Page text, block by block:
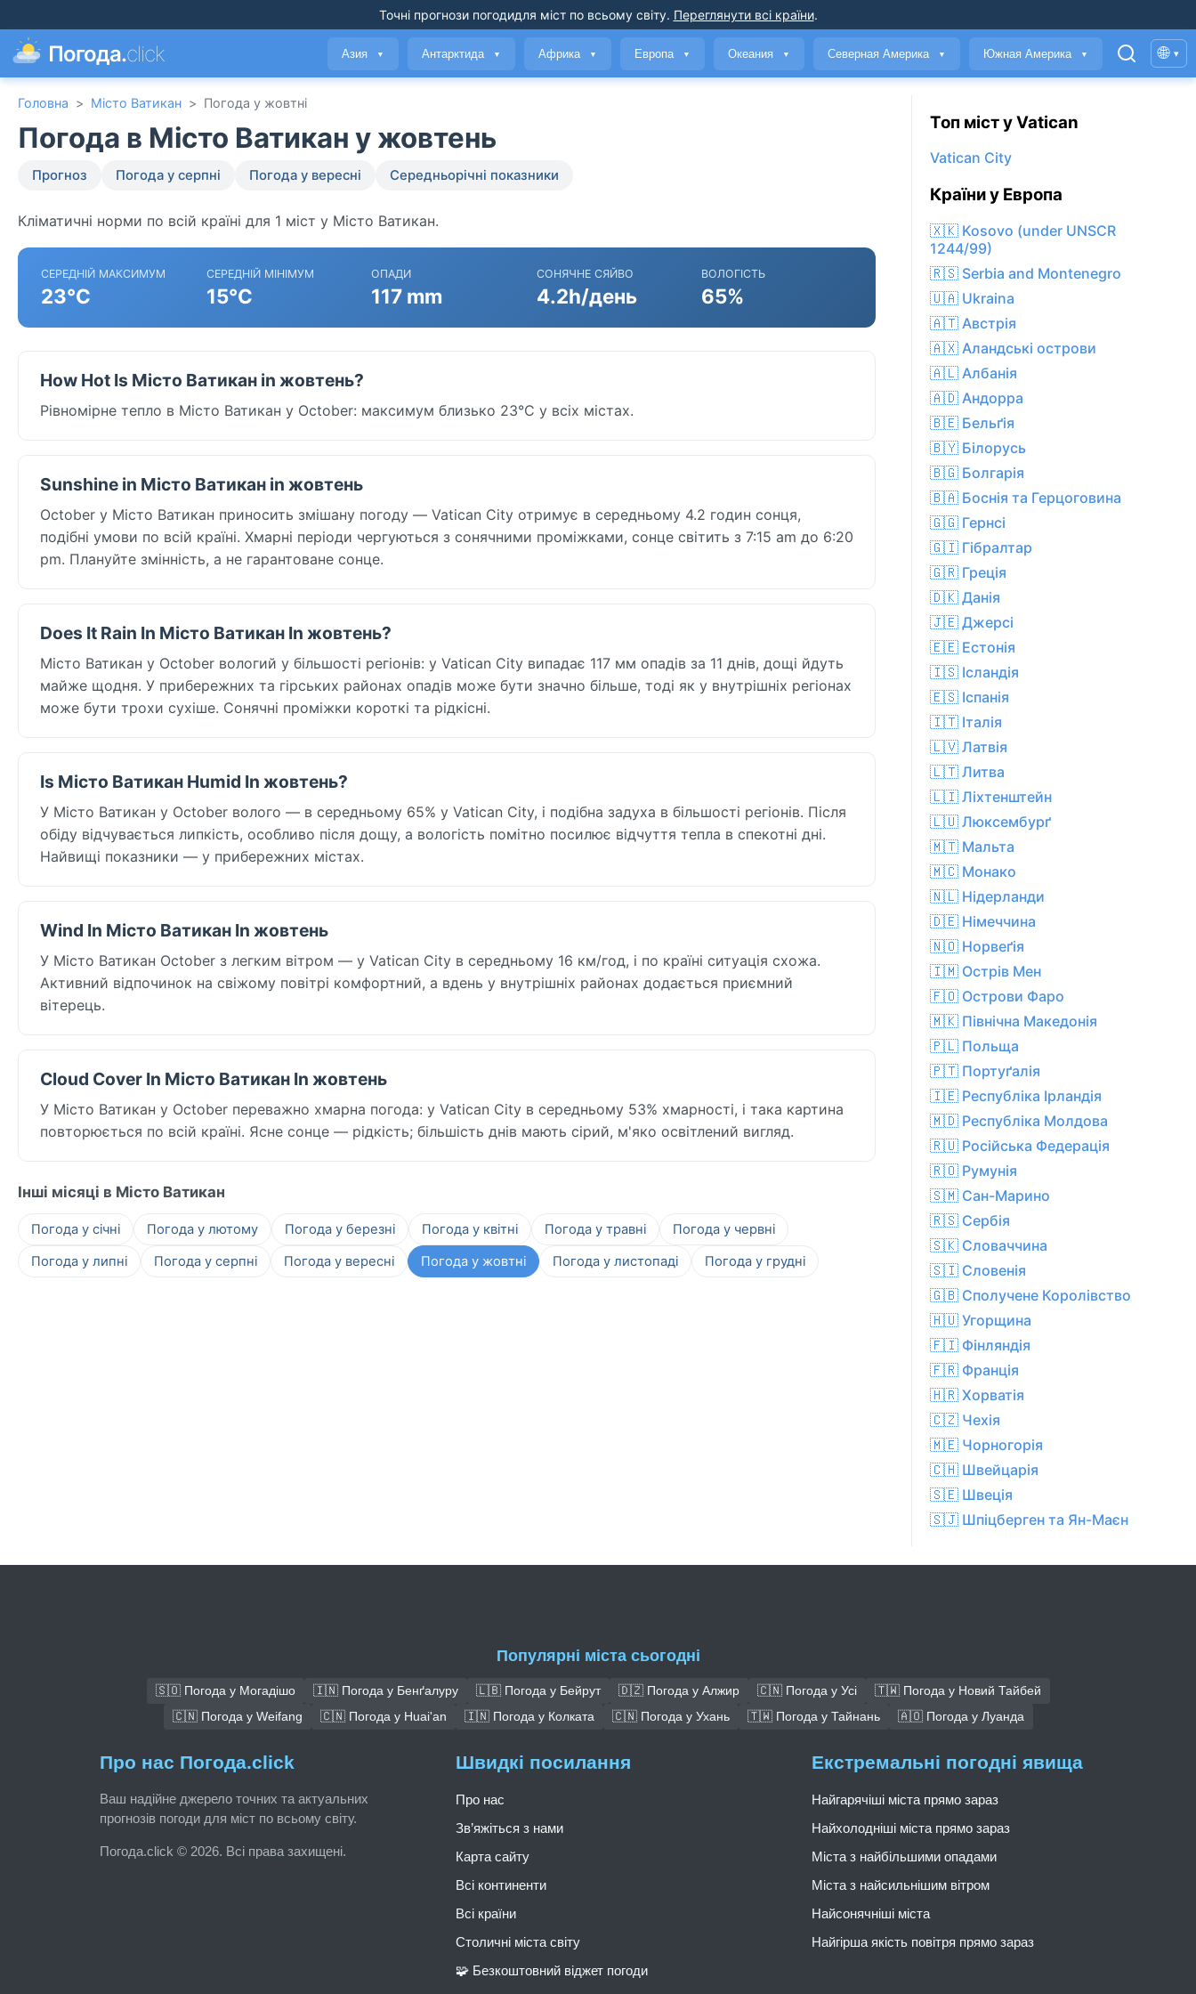
Точні прогнози погодидля міст по всьому світу. Переглянути всі країни.
Погода.click Азия ▼ Антарктида ▼ Африка ▼ Европа ▼ Океания ▼ Северная Америка ▼ Южная Америка ▼ 🌐 ▾
Головна > Місто Ватикан > Погода у жовтні
Погода в Місто Ватикан у жовтень
Прогноз Погода у серпні Погода у вересні Середньорічні показники
Кліматичні норми по всій країні для 1 міст у Місто Ватикан.
СЕРЕДНІЙ МАКСИМУМ
23°C
СЕРЕДНІЙ МІНІМУМ
15°C
ОПАДИ
117 mm
СОНЯЧНЕ СЯЙВО
4.2h/день
ВОЛОГІСТЬ
65%
How Hot Is Місто Ватикан in жовтень?
Рівномірне тепло в Місто Ватикан у October: максимум близько 23°C у всіх містах.
Sunshine in Місто Ватикан in жовтень
October у Місто Ватикан приносить змішану погоду — Vatican City отримує в середньому 4.2 годин сонця,
подібні умови по всій країні. Хмарні періоди чергуються з сонячними проміжками, сонце світить з 7:15 am до 6:20
pm. Плануйте змінність, а не гарантоване сонце.
Does It Rain In Місто Ватикан In жовтень?
Місто Ватикан у October вологий у більшості регіонів: у Vatican City випадає 117 мм опадів за 11 днів, дощі йдуть
майже щодня. У прибережних та гірських районах опадів може бути значно більше, тоді як у внутрішніх регіонах
може бути трохи сухіше. Сонячні проміжки короткі та рідкісні.
Is Місто Ватикан Humid In жовтень?
У Місто Ватикан у October волого — в середньому 65% у Vatican City, і подібна задуха в більшості регіонів. Після
обіду відчувається липкість, особливо після дощу, а вологість помітно посилює відчуття тепла в спекотні дні.
Найвищі показники — у прибережних містах.
Wind In Місто Ватикан In жовтень
У Місто Ватикан October з легким вітром — у Vatican City в середньому 16 км/год, і по країні ситуація схожа.
Активний відпочинок на свіжому повітрі комфортний, а вдень у внутрішніх районах додається приємний
вітерець.
Cloud Cover In Місто Ватикан In жовтень
У Місто Ватикан у October переважно хмарна погода: у Vatican City в середньому 53% хмарності, і така картина
повторюється по всій країні. Ясне сонце — рідкість; більшість днів мають сірий, м'яко освітлений вигляд.
Інші місяці в Місто Ватикан
Погода у січні Погода у лютому Погода у березні Погода у квітні Погода у травні
Погода у червні
Погода у липні
Погода у серпні Погода у вересні Погода у жовтні Погода у листопаді Погода у грудні
Топ міст у Vatican
Vatican City
Країни у Европа
🇽🇰 Kosovo (under UNSCR
1244/99)
🇷🇸 Serbia and Montenegro
🇺🇦 Ukraina
🇦🇹 Австрія
🇦🇽 Аландські острови
🇦🇱 Албанія
🇦🇩 Андорра
🇧🇪 Бельґія
🇧🇾 Білорусь
🇧🇬 Болгарія
🇧🇦 Боснія та Герцоговина
🇬🇬 Гернсі
🇬🇮 Гібралтар
🇬🇷 Греція
🇩🇰 Данія
🇯🇪 Джерсі
🇪🇪 Естонія
🇮🇸 Ісландія
🇪🇸 Іспанія
🇮🇹 Італія
🇱🇻 Латвія
🇱🇹 Литва
🇱🇮 Ліхтенштейн
🇱🇺 Люксембурґ
🇲🇹 Мальта
🇲🇨 Монако
🇳🇱 Нідерланди
🇩🇪 Німеччина
🇳🇴 Норвеґія
🇮🇲 Острів Мен
🇫🇴 Острови Фаро
🇲🇰 Північна Македонія
🇵🇱 Польща
🇵🇹 Портуґалія
🇮🇪 Республіка Ірландія
🇲🇩 Республіка Молдова
🇷🇺 Російська Федерація
🇷🇴 Румунія
🇸🇲 Сан-Марино
🇷🇸 Сербія
🇸🇰 Словаччина
🇸🇮 Словенія
🇬🇧 Сполучене Королівство
🇭🇺 Угорщина
🇫🇮 Фінляндія
🇫🇷 Франція
🇭🇷 Хорватія
🇨🇿 Чехiя
🇲🇪 Чорногорія
🇨🇭 Швейцарія
🇸🇪 Швеція
🇸🇯 Шпіцберген та Ян-Маєн
Популярні міста сьогодні
🇸🇴 Погода у Могадішо 🇮🇳 Погода у Бенґалуру 🇱🇧 Погода у Бейрут 🇩🇿 Погода у Алжир 🇨🇳 Погода у Усі
🇹🇼 Погода у Новий Тайбей
🇨🇳 Погода у Weifang
🇨🇳 Погода у Huai'an 🇮🇳 Погода у Колката 🇨🇳 Погода у Ухань 🇹🇼 Погода у Тайнань 🇦🇴 Погода у Луанда
Про нас Погода.click
Ваш надійне джерело точних та актуальних
прогнозів погоди для міст по всьому світу.
Погода.click © 2026. Всі права захищені.
Швидкі посилання
Про нас
Зв’яжіться з нами
Карта сайту
Всі континенти
Всі країни
Столичні міста світу
🧩 Безкоштовний віджет погоди
Екстремальні погодні явища
Найгарячіші міста прямо зараз
Найхолодніші міста прямо зараз
Міста з найбільшими опадами
Міста з найсильнішим вітром
Найсонячніші міста
Найгірша якість повітря прямо зараз